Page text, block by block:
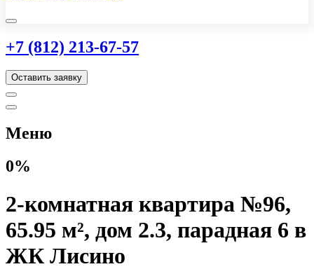
+7 (812) 213-67-57
Оставить заявку
Меню
0%
2-комнатная квартира №96,
65.95 м², дом 2.3, парадная 6 в
ЖК Лисино